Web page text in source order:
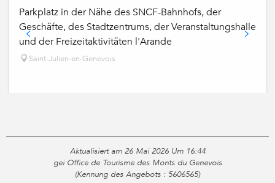
Parkplatz in der Nähe des SNCF-Bahnhofs, der
Geschäfte, des Stadtzentrums, der Veranstaltungshalle
und der Freizeitaktivitäten l'Arande
Saint-Julien-en-Genevois
Aktualisiert am 26 Mai 2026 Um 16:44
gei Office de Tourisme des Monts du Genevois
(Kennung des Angebots : 5606565)